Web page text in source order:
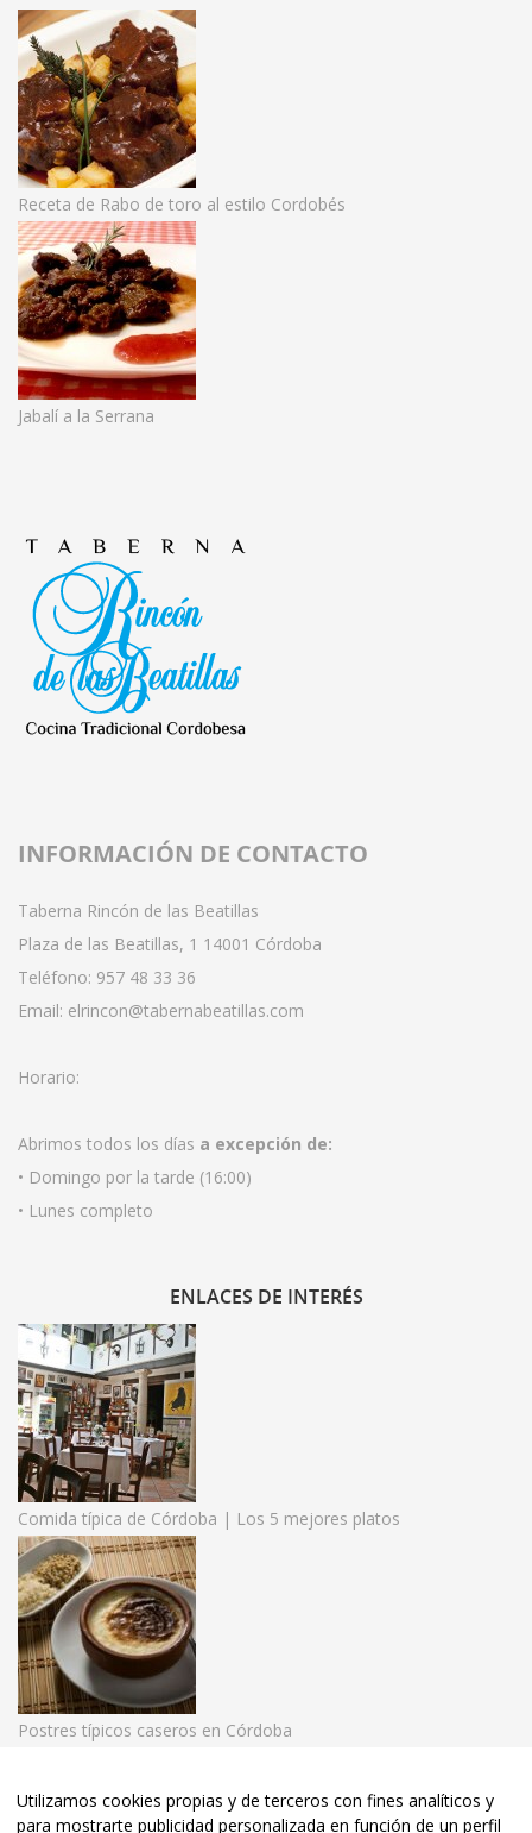
Receta de Rabo de toro al estilo Cordobés
Jabalí a la Serrana
INFORMACIÓN DE CONTACTO
Taberna Rincón de las Beatillas
Plaza de las Beatillas, 1 14001 Córdoba
Teléfono: 957 48 33 36
Email: elrincon@tabernabeatillas.com
Horario:
Abrimos todos los días a excepción de:
• Domingo por la tarde (16:00)
• Lunes completo
ENLACES DE INTERÉS
Comida típica de Córdoba | Los 5 mejores platos
Postres típicos caseros en Córdoba
© 2020 El Rincón de las Beatillas. | Tel: 957 48 33 36• Córdoba
Utilizamos cookies propias y de terceros con fines analíticos y
para mostrarte publicidad personalizada en función de un perfil